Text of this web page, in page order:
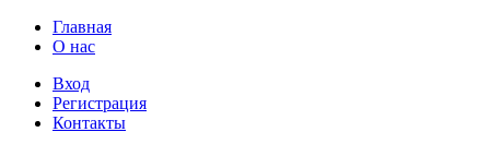
Главная
О нас
Вход
Регистрация
Контакты